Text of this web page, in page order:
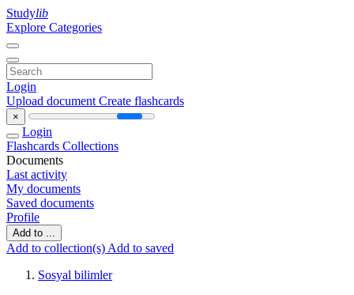
Studylib
Explore Categories
Login
Upload document Create flashcards
×
Login
Flashcards Collections
Documents
Last activity
My documents
Saved documents
Profile
Add to ...
Add to collection(s) Add to saved
Sosyal bilimler